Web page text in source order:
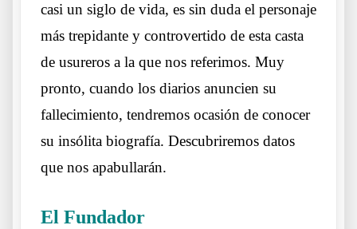
casi un siglo de vida, es sin duda el personaje
más trepidante y controvertido de esta casta
de usureros a la que nos referimos. Muy
pronto, cuando los diarios anuncien su
fallecimiento, tendremos ocasión de conocer
su insólita biografía. Descubriremos datos
que nos apabullarán.
El Fundador